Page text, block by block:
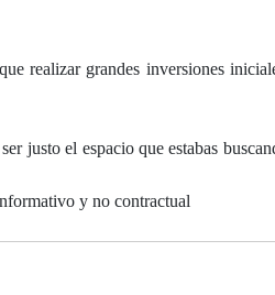
realizar grandes inversiones
justo el espacio que estabas
y no contractual